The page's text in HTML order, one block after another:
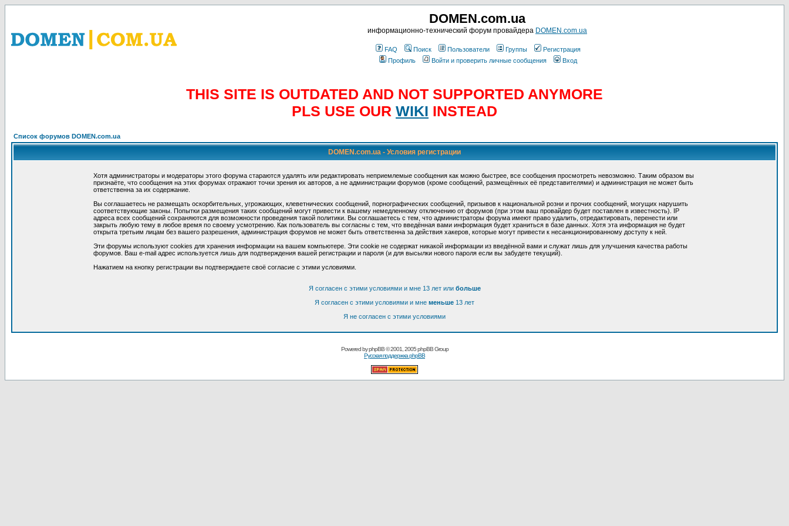
DOMEN.com.ua
информационно-технический форум провайдера DOMEN.com.ua
FAQ Поиск Пользователи Группы
Регистрация
Профиль
Войти и проверить личные сообщения Вход
THIS SITE IS OUTDATED AND NOT SUPPORTED ANYMORE
PLS USE OUR WIKI INSTEAD
Список форумов DOMEN.com.ua
DOMEN.com.ua - Условия регистрации
Хотя администраторы и модераторы этого форума стараются удалять или редактировать неприемлемые сообщения как можно быстрее, все сообщения просмотреть невозможно. Таким образом вы
признаёте, что сообщения на этих форумах отражают точки зрения их авторов, а не администрации форумов (кроме сообщений, размещённых её представителями) и администрация не может быть
ответственна за их содержание.
Вы соглашаетесь не размещать оскорбительных, угрожающих, клеветнических сообщений, порнографических сообщений, призывов к национальной розни и прочих сообщений, могущих нарушить
соответствующие законы. Попытки размещения таких сообщений могут привести к вашему немедленному отключению от форумов (при этом ваш провайдер будет поставлен в известность). IP
адреса всех сообщений сохраняются для возможности проведения такой политики. Вы соглашаетесь с тем, что администраторы форума имеют право удалить, отредактировать, перенести или
закрыть любую тему в любое время по своему усмотрению. Как пользователь вы согласны с тем, что введённая вами информация будет храниться в базе данных. Хотя эта информация не будет
открыта третьим лицам без вашего разрешения, администрация форумов не может быть ответственна за действия хакеров, которые могут привести к несанкционированному доступу к ней.
Эти форумы используют cookies для хранения информации на вашем компьютере. Эти cookie не содержат никакой информации из введённой вами и служат лишь для улучшения качества работы
форумов. Ваш e-mail адрес используется лишь для подтверждения вашей регистрации и пароля (и для высылки нового пароля если вы забудете текущий).
Нажатием на кнопку регистрации вы подтверждаете своё согласие с этими условиями.
Я согласен с этими условиями и мне 13 лет или больше
Я согласен с этими условиями и мне меньше 13 лет
Я не согласен с этими условиями
Powered byphpBB© 2001, 2005 phpBB Group
Русская поддержка phpBB